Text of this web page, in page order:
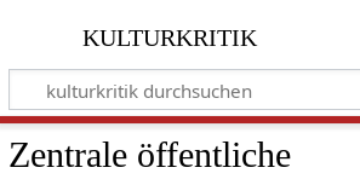
kulturkritik
Zentrale öffentliche